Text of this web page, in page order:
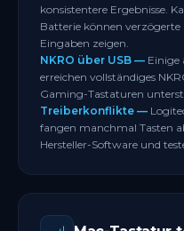
konsistentere Ergebnisse.
Batterie können verzögerte
Eingaben zeigen.
NKRO über USB — Einige
erreichen vollständiges
Gaming-Tastaturen
Treiberkonflikte —
fangen manchmal Tasten
Hersteller-Software und